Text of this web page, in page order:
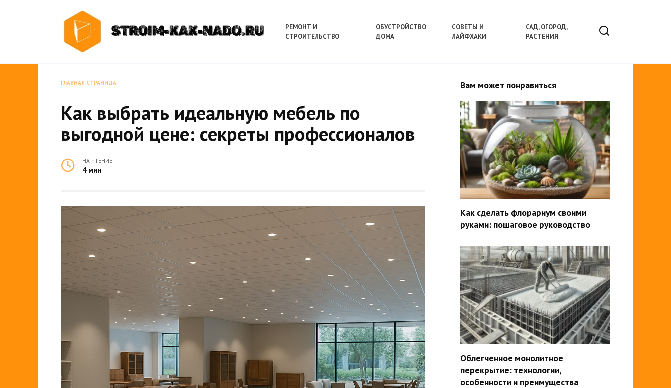
РЕМОНТ И
СТРОИТЕЛЬСТВО
ОБУСТРОЙСТВО
ДОМА
СОВЕТЫ И
ЛАЙФХАКИ
САД, ОГОРОД,
РАСТЕНИЯ
ГЛАВНАЯ СТРАНИЦА
Как выбрать идеальную мебель по
выгодной цене: секреты профессионалов
НА ЧТЕНИЕ
4 мин
Вам может понравиться
Как сделать флорариум своими
руками: пошаговое руководство
Облегченное монолитное
перекрытие: технологии,
особенности и преимущества